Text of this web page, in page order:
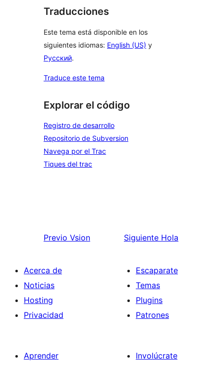
Traducciones
Este tema está disponible en los
siguientes idiomas: English (US) y
Русский.
Traduce este tema
Explorar el código
Registro de desarrollo
Repositorio de Subversion
Navega por el Trac
Tiques del trac
Previo Vsion Siguiente Hola
Acerca de
Noticias
Hosting
Privacidad
Escaparate
Temas
Plugins
Patrones
Aprender
Involúcrate